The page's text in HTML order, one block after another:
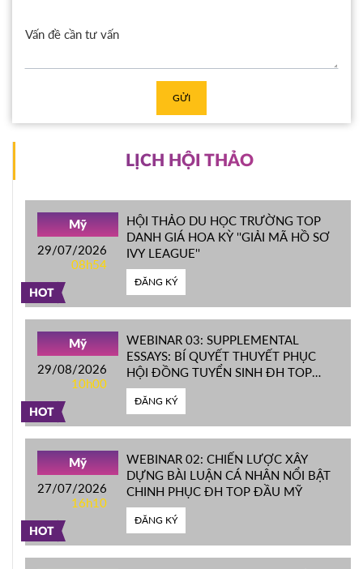
GỬI
LỊCH HỘI THẢO
HOT
Mỹ
29/07/2026
08h54
HỘI THẢO DU HỌC TRƯỜNG TOP
DANH GIÁ HOA KỲ ''GIẢI MÃ HỒ SƠ
IVY LEAGUE''
ĐĂNG KÝ
HOT
Mỹ
29/08/2026
10h00
WEBINAR 03: SUPPLEMENTAL
ESSAYS: BÍ QUYẾT THUYẾT PHỤC
HỘI ĐỒNG TUYỂN SINH ĐH TOP
ĐẦU MỸ
ĐĂNG KÝ
HOT
Mỹ
27/07/2026
16h10
WEBINAR 02: CHIẾN LƯỢC XÂY
DỰNG BÀI LUẬN CÁ NHÂN NỔI BẬT
CHINH PHỤC ĐH TOP ĐẦU MỸ
ĐĂNG KÝ